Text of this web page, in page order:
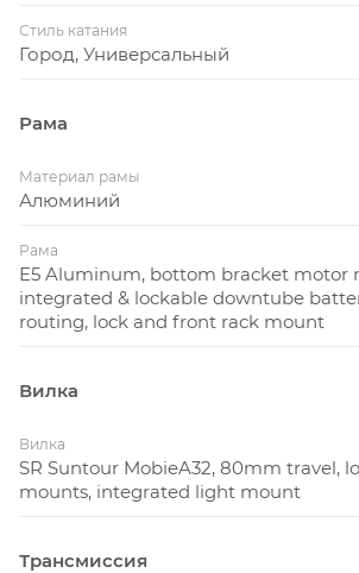
Стиль катания
Город, Универсальный
Рама
Материал рамы
Алюминий
Рама
E5 Aluminum, bottom bracket motor
integrated & lockable downtube
routing, lock and front rack mount
Вилка
Вилка
SR Suntour MobieA32, 80mm travel,
mounts, integrated light mount
Трансмиссия